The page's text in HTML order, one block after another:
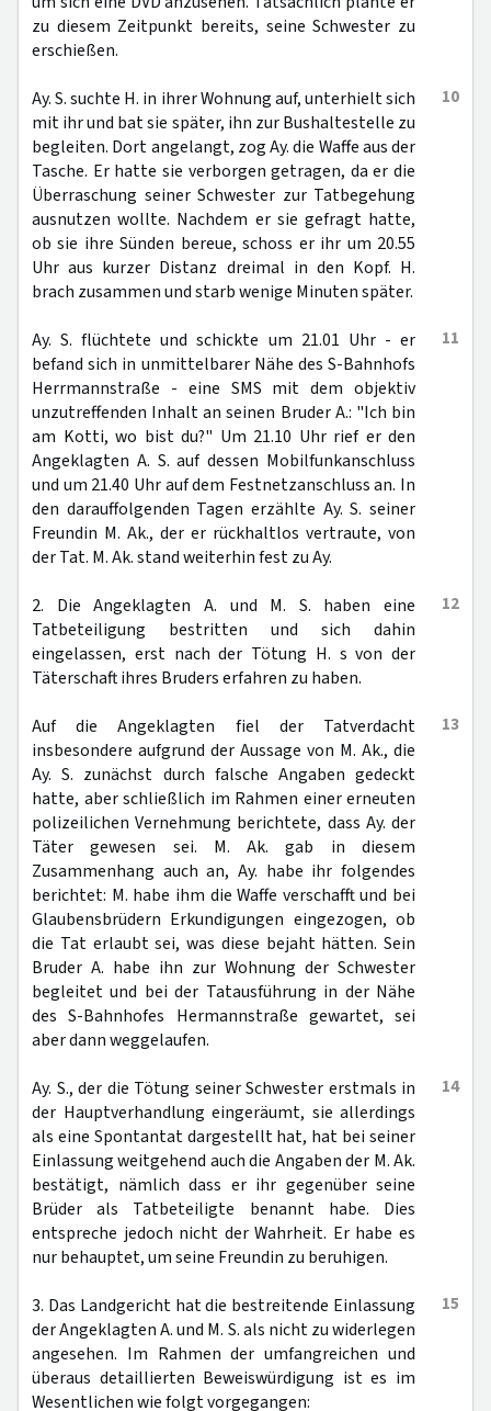
zu diesem Zeitpunkt bereits, seine Schwester zu
erschießen.
10
Ay. S. suchte H. in ihrer Wohnung auf, unterhielt sich
mit ihr und bat sie später, ihn zur Bushaltestelle zu
begleiten. Dort angelangt, zog Ay. die Waffe aus der
Tasche. Er hatte sie verborgen getragen, da er die
Überraschung seiner Schwester zur Tatbegehung
ausnutzen wollte. Nachdem er sie gefragt hatte,
ob sie ihre Sünden bereue, schoss er ihr um 20.55
Uhr aus kurzer Distanz dreimal in den Kopf. H.
brach zusammen und starb wenige Minuten später.
11
Ay. S. flüchtete und schickte um 21.01 Uhr - er
befand sich in unmittelbarer Nähe des S-Bahnhofs
Herrmannstraße - eine SMS mit dem objektiv
unzutreffenden Inhalt an seinen Bruder A.: "Ich bin
am Kotti, wo bist du?" Um 21.10 Uhr rief er den
Angeklagten A. S. auf dessen Mobilfunkanschluss
und um 21.40 Uhr auf dem Festnetzanschluss an. In
den darauffolgenden Tagen erzählte Ay. S. seiner
Freundin M. Ak., der er rückhaltlos vertraute, von
der Tat. M. Ak. stand weiterhin fest zu Ay.
12
2. Die Angeklagten A. und M. S. haben eine
Tatbeteiligung bestritten und sich dahin
eingelassen, erst nach der Tötung H. s von der
Täterschaft ihres Bruders erfahren zu haben.
13
Auf die Angeklagten fiel der Tatverdacht
insbesondere aufgrund der Aussage von M. Ak., die
Ay. S. zunächst durch falsche Angaben gedeckt
hatte, aber schließlich im Rahmen einer erneuten
polizeilichen Vernehmung berichtete, dass Ay. der
Täter gewesen sei. M. Ak. gab in diesem
Zusammenhang auch an, Ay. habe ihr folgendes
berichtet: M. habe ihm die Waffe verschafft und bei
Glaubensbrüdern Erkundigungen eingezogen, ob
die Tat erlaubt sei, was diese bejaht hätten. Sein
Bruder A. habe ihn zur Wohnung der Schwester
begleitet und bei der Tatausführung in der Nähe
des S-Bahnhofes Hermannstraße gewartet, sei
aber dann weggelaufen.
14
Ay. S., der die Tötung seiner Schwester erstmals in
der Hauptverhandlung eingeräumt, sie allerdings
als eine Spontantat dargestellt hat, hat bei seiner
Einlassung weitgehend auch die Angaben der M. Ak.
bestätigt, nämlich dass er ihr gegenüber seine
Brüder als Tatbeteiligte benannt habe. Dies
entspreche jedoch nicht der Wahrheit. Er habe es
nur behauptet, um seine Freundin zu beruhigen.
15
3. Das Landgericht hat die bestreitende Einlassung
der Angeklagten A. und M. S. als nicht zu widerlegen
angesehen. Im Rahmen der umfangreichen und
überaus detaillierten Beweiswürdigung ist es im
Wesentlichen wie folgt vorgegangen: